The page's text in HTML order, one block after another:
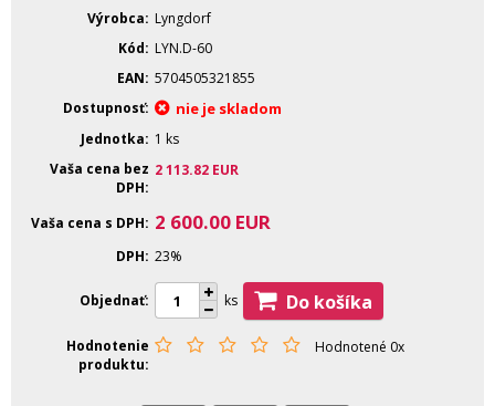
Výrobca
Lyngdorf
Kód
LYN.D-60
EAN 5704505321855
Dostupnosť
nie je skladom
Jednotka
1 ks
Vaša cena bez
DPH
2 113.82 EUR
Vaša cena s DPH 2 600.00 EUR
DPH 23%
Objednať ks Do košíka
Hodnotenie
produktu
Hodnotené 0x